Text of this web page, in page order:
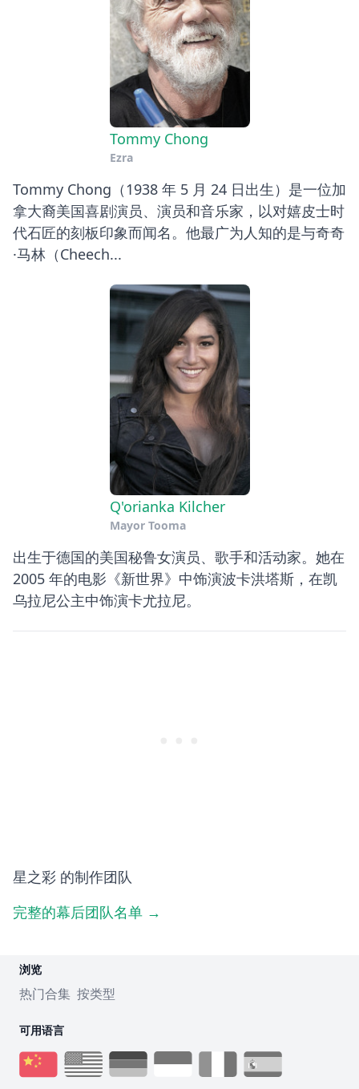
Tommy Chong
Ezra
Tommy Chong（1938 年 5 月 24 日出生）是一位加
拿大裔美国喜剧演员、演员和音乐家，以对嬉皮士时
代石匠的刻板印象而闻名。他最广为人知的是与奇奇
·马林（Cheech...
Q'orianka Kilcher
Mayor Tooma
出生于德国的美国秘鲁女演员、歌手和活动家。她在
2005 年的电影《新世界》中饰演波卡洪塔斯，在凯
乌拉尼公主中饰演卡尤拉尼。
星之彩 的制作团队
完整的幕后团队名单 →
浏览
热门合集 按类型
可用语言